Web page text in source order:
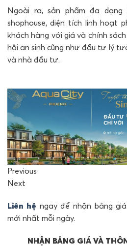
Ngoài ra, sản phẩm đa
shophouse, diện tích linh hoạt
khách hàng với giá và chính
hội an sinh cũng như đầu tư lý
và nhà đầu tư.
Previous
Next
Liên hệ ngay để nhận bảng
mới nhất mỗi ngày.
NHẬN BẢNG GIÁ VÀ